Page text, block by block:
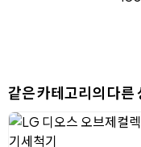
같은 카테고리의 다른